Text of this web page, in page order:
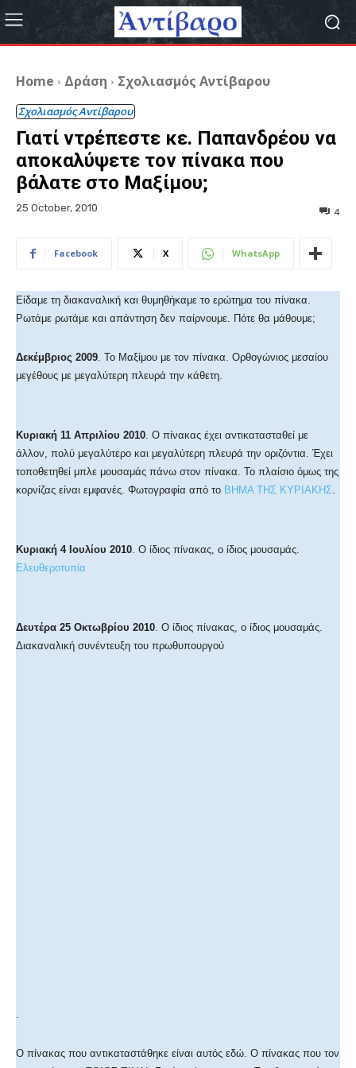
Home Δράση Σχολιασμός Αντίβαρου
Σχολιασμός Αντίβαρου
Γιατί ντρέπεστε κε. Παπανδρέου να
αποκαλύψετε τον πίνακα που
βάλατε στο Μαξίμου;
25 October, 2010 4
Facebook X WhatsApp
Είδαμε τη διακαναλική και θυμηθήκαμε το ερώτημα του πίνακα.
Ρωτάμε ρωτάμε και απάντηση δεν παίρνουμε. Πότε θα μάθουμε;
Δεκέμβριος 2009. Το Μαξίμου με τον πίνακα. Ορθογώνιος μεσαίου
μεγέθους με μεγαλύτερη πλευρά την κάθετη.
Κυριακή 11 Απριλίου 2010. Ο πίνακας έχει αντικατασταθεί με
άλλον, πολύ μεγαλύτερο και μεγαλύτερη πλευρά την οριζόντια. Έχει
τοποθετηθεί μπλε μουσαμάς πάνω στον πίνακα. Το πλαίσιο όμως της
κορνίζας είναι εμφανές. Φωτογραφία από το ΒΗΜΑ ΤΗΣ ΚΥΡΙΑΚΗΣ.
Κυριακή 4 Ιουλίου 2010. Ο ίδιος πίνακας, ο ίδιος μουσαμάς.
Ελευθεροτυπία
Δευτέρα 25 Οκτωβρίου 2010. Ο ίδιος πίνακας, ο ίδιος μουσαμάς.
Διακαναλική συνέντευξη του πρωθυπουργού
.
Ο πίνακας που αντικαταστάθηκε είναι αυτός εδώ. Ο πίνακας που τον